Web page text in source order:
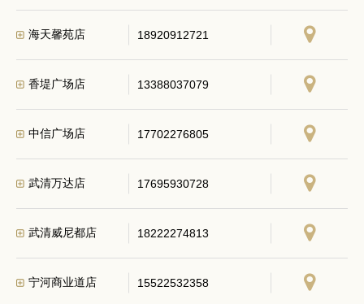
海天馨苑店 18920912721
香堤广场店 13388037079
中信广场店 17702276805
武清万达店 17695930728
武清威尼都店 18222274813
宁河商业道店 15522532358